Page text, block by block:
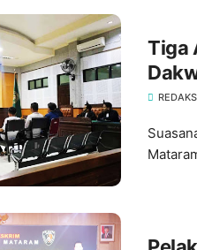
Tiga